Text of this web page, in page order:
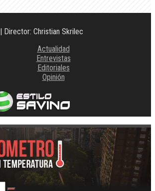
| Director: Christian Skrilec
Actualidad
Entrevistas
Editoriales
Opinión